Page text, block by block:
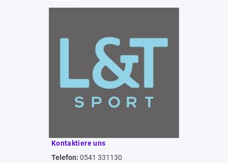
Kontaktiere uns
Telefon: 0541 331130